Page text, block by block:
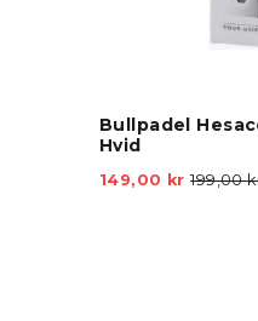
Bullpadel
Hvid
149,00 krVejl.
199,00